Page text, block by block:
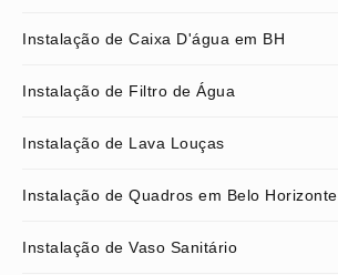
Instalação de Caixa D'água em BH
Instalação de Filtro de Água
Instalação de Lava Louças
Instalação de Quadros em Belo Horizonte
Instalação de Vaso Sanitário